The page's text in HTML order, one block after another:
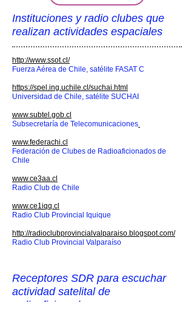
Instituciones y radio clubes que
realizan actividades espaciales
http://www.ssot.cl/
Fuerza Aérea de Chile, satélite FASAT C
https://spel.ing.uchile.cl/suchai.html
Universidad de Chile, satélite SUCHAI
www.subtel.gob.cl
Subsecretaría de Telecomunicaciones
www.federachi.cl
Federación de Clubes de Radioaficionados de
Chile
www.ce3aa.cl
Radio Club de Chile
www.ce1iqq.cl
Radio Club Provincial Iquique
http://radioclubprovincialvalparaiso.blogspot.com/
Radio Club Provincial Valparaíso
Receptores SDR para escuchar
actividad satelital de
radioaficionados